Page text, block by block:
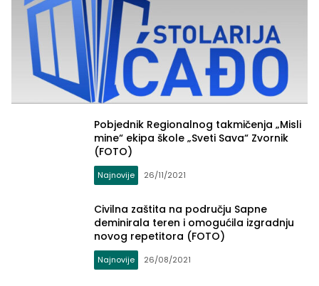
Pobjednik Regionalnog takmičenja „Misli
mine“ ekipa škole „Sveti Sava“ Zvornik
(FOTO)
Najnovije 26/11/2021
Civilna zaštita na području Sapne
deminirala teren i omogućila izgradnju
novog repetitora (FOTO)
Najnovije 26/08/2021